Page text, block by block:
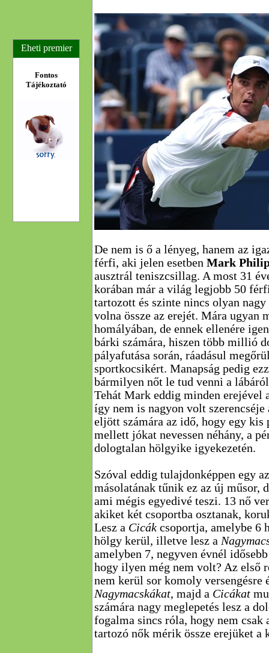
De nem is ő a lényeg, hanem az
férfi, aki jelen esetben Mark
ausztrál teniszcsillag. A most 31
korában már a világ legjobb 50
tartozott és szinte nincs olyan
volna össze az erejét. Mára ugyan
homályában, de ennek ellenére
bárki számára, hiszen több millió
pályafutása során, ráadásul
sportkocsikért. Manapság pedig
bármilyen nőt le tud venni a
Tehát Mark eddig minden erejével
így nem is nagyon volt szerencséje
eljött számára az idő, hogy egy kis
mellett jókat nevessen néhány, a
dologtalan hölgyike igyekezetén.
Szóval eddig tulajdonképpen egy
másolatának tűnik ez az új műsor,
ami mégis egyedivé teszi. 13 nő
akiket két csoportba osztanak,
Lesz a Cicák csoportja, amelybe 6
hölgy kerül, illetve lesz a
amelyben 7, negyven évnél
hogy ilyen még nem volt? Az első
nem kerül sor komoly versengésre
Nagymacskákat, majd a Cicákat
számára nagy meglepetés lesz a
fogalma sincs róla, hogy nem csak
tartozó nők mérik össze erejüket a
Eheti premier
Fontos
Tájékoztató